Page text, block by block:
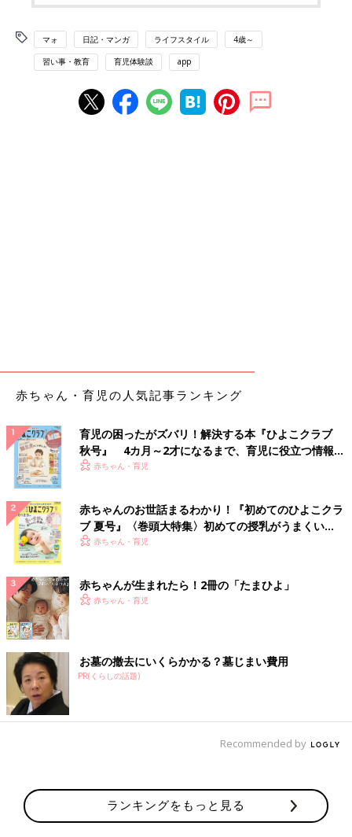
マォ 日記・マンガ ライフスタイル 4歳～
習い事・教育 育児体験談 app
赤ちゃん・育児の人気記事ランキング
育児の困ったがズバリ！解決する本『ひよこクラブ
秋号』 4カ月～2才になるまで、育児に役立つ情報が
いっぱい！
赤ちゃん・育児
赤ちゃんのお世話まるわかり！『初めてのひよこクラ
ブ 夏号』〈巻頭大特集〉初めての授乳がうまくい
く！ おっぱい・ミルクの基本と夏のトラブル 解決テ
赤ちゃん・育児
赤ちゃんが生まれたら！2冊の「たまひよ」
赤ちゃん・育児
お墓の撤去にいくらかかる？墓じまい費用
PR(くらしの話題)
Recommended by
ランキングをもっと見る